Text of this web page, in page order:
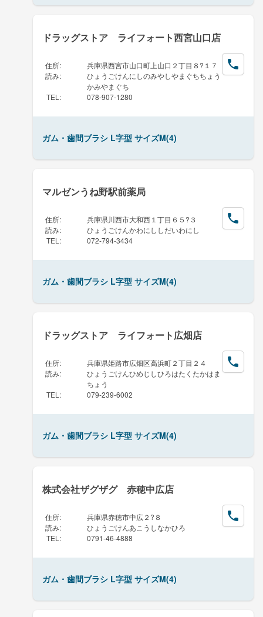
ドラッグストア ライフォート西宮山口店
住所:
兵庫県西宮市山口町上山口２丁目８?１７
読み:
ひょうごけんにしのみやしやまぐちちょう
かみやまぐち
TEL : 078-907-1280
ガム・歯間ブラシ L字型 サイズM(4)
マルゼンうね野駅前薬局
住所:
兵庫県川西市大和西１丁目６５?３
読み:
ひょうごけんかわにししだいわにし
TEL : 072-794-3434
ガム・歯間ブラシ L字型 サイズM(4)
ドラッグストア ライフォート広畑店
住所:
兵庫県姫路市広畑区高浜町２丁目２４
読み:
ひょうごけんひめじしひろはたくたかはま
ちょう
TEL : 079-239-6002
ガム・歯間ブラシ L字型 サイズM(4)
株式会社ザグザグ 赤穂中広店
住所:
兵庫県赤穂市中広２?８
読み:
ひょうごけんあこうしなかひろ
TEL : 0791-46-4888
ガム・歯間ブラシ L字型 サイズM(4)